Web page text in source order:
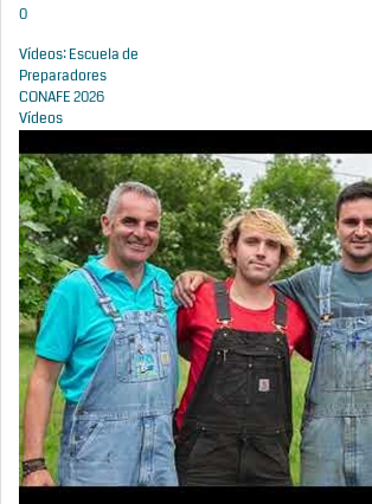
0
Vídeos: Escuela de
Preparadores
CONAFE 2026
Vídeos